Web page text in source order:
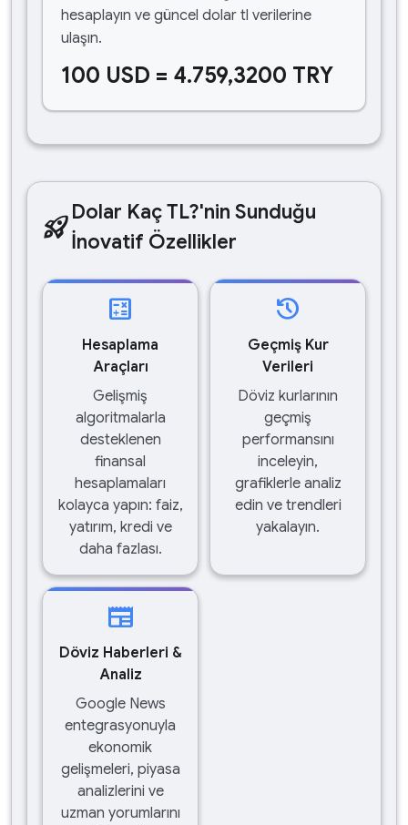
hesaplayın ve güncel dolar tl verilerine
ulaşın.
100 USD = 4.759,3200 TRY
rocket_launchDolar Kaç TL?'nin Sunduğu
İnovatif Özellikler
calculate
Hesaplama
Araçları
Gelişmiş
algoritmalarla
desteklenen
finansal
hesaplamaları
kolayca yapın: faiz,
yatırım, kredi ve
daha fazlası.
history
Geçmiş Kur
Verileri
Döviz kurlarının
geçmiş
performansını
inceleyin,
grafiklerle analiz
edin ve trendleri
yakalayın.
newspaper
Döviz Haberleri &
Analiz
Google News
entegrasyonuyla
ekonomik
gelişmeleri, piyasa
analizlerini ve
uzman yorumlarını